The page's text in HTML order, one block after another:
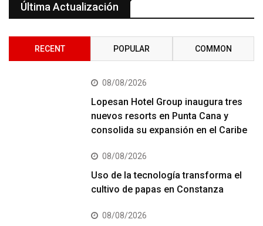
Última Actualización
RECENT POPULAR COMMON
08/08/2026
Lopesan Hotel Group inaugura tres
nuevos resorts en Punta Cana y
consolida su expansión en el Caribe
08/08/2026
Uso de la tecnología transforma el
cultivo de papas en Constanza
08/08/2026